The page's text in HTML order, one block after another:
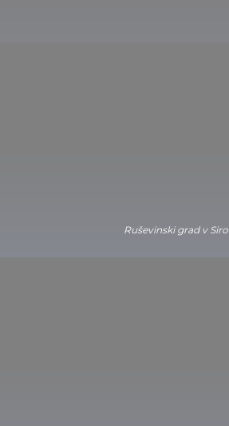
Ruševinski grad v
Predhodnik sedanjega gradu je bil